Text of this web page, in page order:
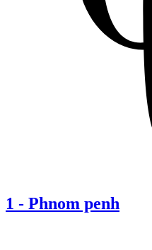
1 - Phnom penh